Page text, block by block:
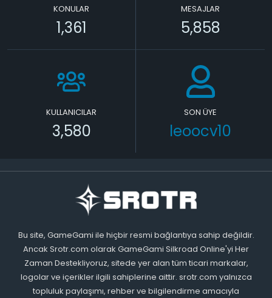
KONULAR
1,361
MESAJLAR
5,858
KULLANICILAR
3,580
SON ÜYE
leoocv10
Bu site, GameGami ile hiçbir resmi bağlantıya sahip değildir.
Ancak Srotr.com olarak GameGami Silkroad Online'yi Her
Zaman Destekliyoruz, sitede yer alan tüm ticari markalar,
logolar ve içerikler ilgili sahiplerine aittir. srotr.com yalnızca
topluluk paylaşımı, rehber ve bilgilendirme amacıyla